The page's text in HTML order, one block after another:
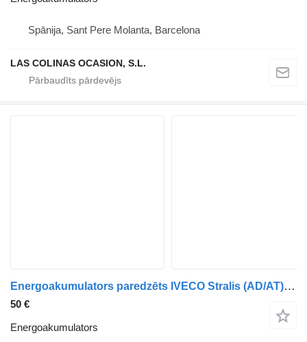
Spānija, Sant Pere Molanta, Barcelona
LAS COLINAS OCASION, S.L.
Energoakumulators paredzēts IVECO Stralis (AD/AT) kravas automašīnas
50 €
Energoakumulators